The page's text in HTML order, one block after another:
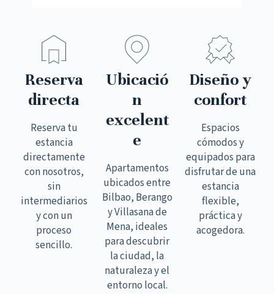
Reserva
directa
Reserva tu
estancia
directamente
con nosotros,
sin
intermediarios
y con un
proceso
sencillo.
Ubicació
n
excelent
e
Apartamentos
ubicados entre
Bilbao, Berango
y Villasana de
Mena, ideales
para descubrir
la ciudad, la
naturaleza y el
entorno local.
Diseño y
confort
Espacios
cómodos y
equipados para
disfrutar de una
estancia
flexible,
práctica y
acogedora.